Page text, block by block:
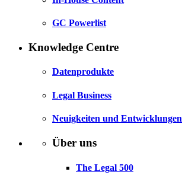
GC Powerlist
Knowledge Centre
Datenprodukte
Legal Business
Neuigkeiten und Entwicklungen
Über uns
The Legal 500